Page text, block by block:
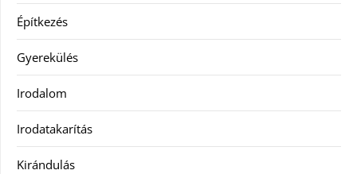
Építkezés
Gyerekülés
Irodalom
Irodatakarítás
Kirándulás